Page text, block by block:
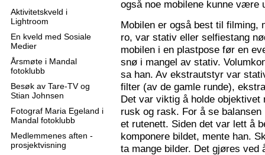
Aktivitetskveld i
Lightroom
En kveld med Sosiale
Medier
Årsmøte i Mandal
fotoklubb
Besøk av Tare-TV og
Stian Johnsen
Fotograf Maria Egeland i
Mandal fotoklubb
Medlemmenes aften -
prosjektvisning
også noe mobilene kunne være
Mobilen er også best til filming,
ro, var stativ eller selfiestang
mobilen i en plastpose før en
snø i mangel av stativ.
sa han. Av ekstrautstyr var
filter (av de gamle runde),
Det var viktig å holde
rusk og rask. For å se
et rutenett. Siden det var lett å
komponere bildet, mente han.
ta mange bilder. Det gjøres ved